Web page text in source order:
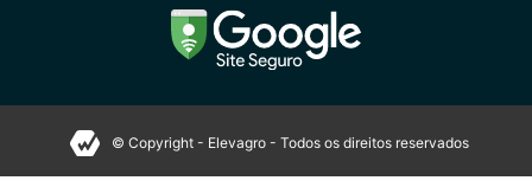
© Copyright - Elevagro - Todos os direitos reservados